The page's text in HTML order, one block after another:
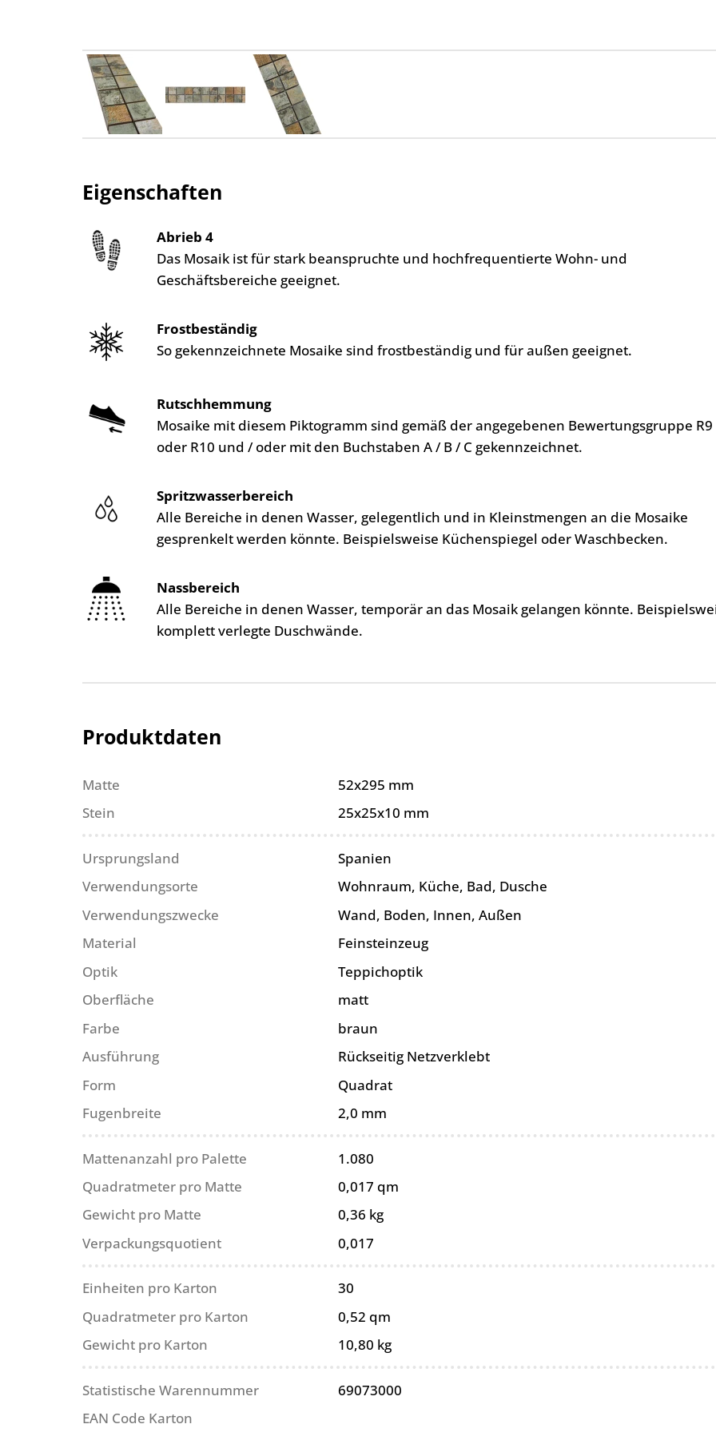
Eigenschaften
Abrieb 4
Das Mosaik ist für stark beanspruchte und hochfrequentierte Wohn- und
Geschäftsbereiche geeignet.
Frostbeständig
So gekennzeichnete Mosaike sind frostbeständig und für außen geeignet.
Rutschhemmung
Mosaike mit diesem Piktogramm sind gemäß der angegebenen Bewertungsgruppe R9
oder R10 und / oder mit den Buchstaben A / B / C gekennzeichnet.
Spritzwasserbereich
Alle Bereiche in denen Wasser, gelegentlich und in Kleinstmengen an die Mosaike
gesprenkelt werden könnte. Beispielsweise Küchenspiegel oder Waschbecken.
Nassbereich
Alle Bereiche in denen Wasser, temporär an das Mosaik gelangen könnte.
komplett verlegte Duschwände.
Produktdaten
Matte
52x295 mm
Stein
25x25x10 mm
Ursprungsland
Spanien
Verwendungsorte
Wohnraum, Küche, Bad, Dusche
Verwendungszwecke
Wand, Boden, Innen, Außen
Material
Feinsteinzeug
Optik
Teppichoptik
Oberfläche
matt
Farbe
braun
Ausführung
Rückseitig Netzverklebt
Form
Quadrat
Fugenbreite
2,0 mm
Mattenanzahl pro Palette
1.080
Quadratmeter pro Matte
0,017 qm
Gewicht pro Matte
0,36 kg
Verpackungsquotient
0,017
Einheiten pro Karton
30
Quadratmeter pro Karton
0,52 qm
Gewicht pro Karton
10,80 kg
Statistische Warennummer
69073000
EAN Code Karton